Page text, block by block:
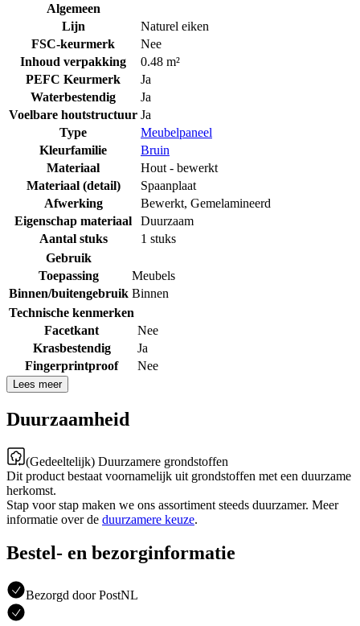
Algemeen
Lijn
Naturel eiken
FSC-keurmerk
Nee
Inhoud verpakking
0.48 m²
PEFC Keurmerk
Ja
Waterbestendig
Ja
Voelbare houtstructuur Ja
Type
Meubelpaneel
Kleurfamilie
Bruin
Materiaal
Hout - bewerkt
Materiaal (detail)
Spaanplaat
Afwerking
Bewerkt, Gemelamineerd
Eigenschap materiaal
Duurzaam
Aantal stuks
1 stuks
Gebruik
Toepassing
Meubels
Binnen/buitengebruik Binnen
Technische kenmerken
Facetkant
Nee
Krasbestendig
Ja
Fingerprintproof
Nee
Lees meer
Duurzaamheid
(Gedeeltelijk) Duurzamere grondstoffen
Dit product bestaat voornamelijk uit grondstoffen met een duurzame
herkomst.
Stap voor stap maken we ons assortiment steeds duurzamer. Meer
informatie over de duurzamere keuze.
Bestel- en bezorginformatie
Bezorgd door PostNL